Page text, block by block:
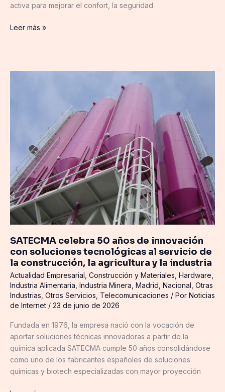
activa para mejorar el confort, la seguridad
Leer más »
SATECMA celebra 50 años de innovación
con soluciones tecnológicas al servicio de
la construcción, la agricultura y la industria
Actualidad Empresarial Construcción y Materiales Hardware
Industria Alimentaria Industria Minera Madrid Nacional Otras
Industrias Otros Servicios Telecomunicaciones / Por Noticias
de Internet / 23 de junio de 2026
Fundada en 1976, la empresa nació con la vocación de
aportar soluciones técnicas innovadoras a partir de la
química aplicada SATECMA cumple 50 años consolidándose
como uno de los fabricantes españoles de soluciones
químicas y biotech especializadas con mayor proyección
innovación
soluciones
tecnológicas
al
servicio
de
la
construcción,
la
agricultura
y
la
industria